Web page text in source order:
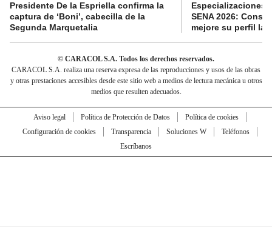
Presidente De la Espriella confirma la
captura de ‘Boni’, cabecilla de la
Segunda Marquetalia
Especializaciones
SENA 2026:
mejore su perfil
© CARACOL S.A. Todos los derechos reservados.
CARACOL S.A. realiza una reserva expresa de las reproducciones y usos de las obras
y otras prestaciones accesibles desde este sitio web a medios de lectura mecánica u otros
medios que resulten adecuados.
Aviso legal Política de Protección de Datos
Política de cookies
Configuración de cookies
Transparencia Soluciones W
Teléfonos
Escríbanos